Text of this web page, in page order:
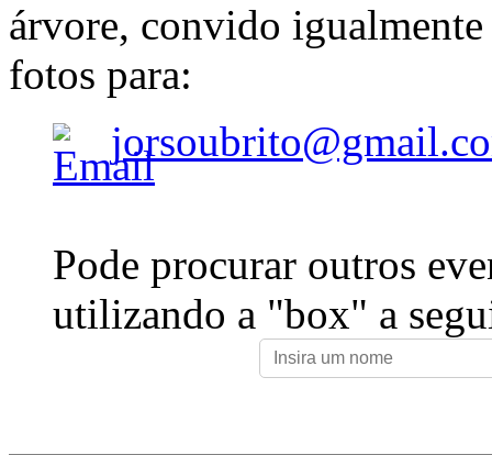
árvore, convido
fotos para:
Pode procurar outros
utilizando a "box" a